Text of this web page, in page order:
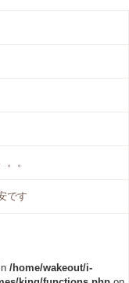
。
です
/home/wakeout/i-